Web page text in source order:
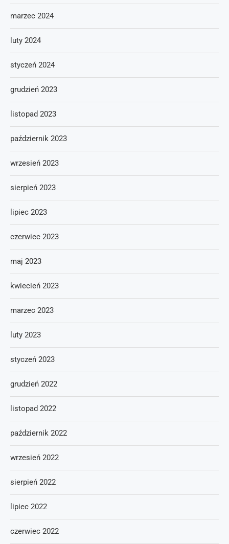
marzec 2024
luty 2024
styczeń 2024
grudzień 2023
listopad 2023
październik 2023
wrzesień 2023
sierpień 2023
lipiec 2023
czerwiec 2023
maj 2023
kwiecień 2023
marzec 2023
luty 2023
styczeń 2023
grudzień 2022
listopad 2022
październik 2022
wrzesień 2022
sierpień 2022
lipiec 2022
czerwiec 2022